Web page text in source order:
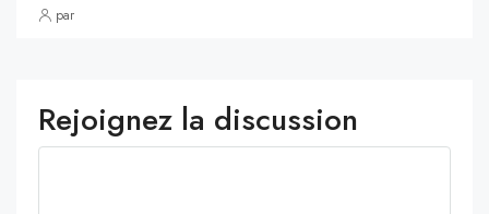
par
Rejoignez la discussion